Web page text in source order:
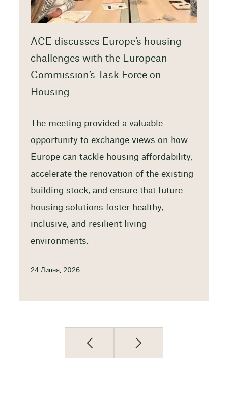
ACE discusses Europe’s housing
challenges with the European
Commission’s Task Force on
Housing
The meeting provided a valuable
opportunity to exchange views on how
Europe can tackle housing affordability,
accelerate the renovation of the existing
building stock, and ensure that future
housing solutions foster healthy,
inclusive, and resilient living
environments.
24 Липня, 2026